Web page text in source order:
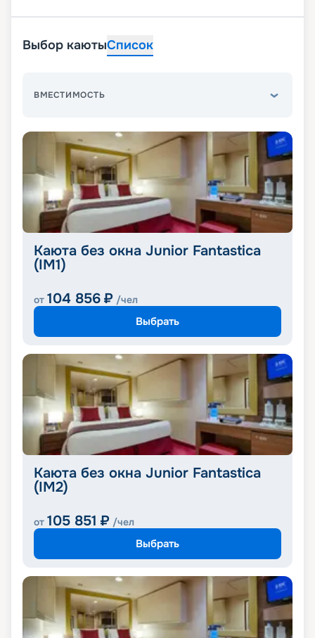
Выбор каютыСписок
ВМЕСТИМОСТЬ
Каюта без окна Junior Fantastica
(IM1)
от 104 856 ₽ /чел
Выбрать
Каюта без окна Junior Fantastica
(IM2)
от 105 851 ₽ /чел
Выбрать